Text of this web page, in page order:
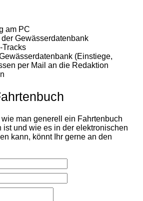
am PC
Gewässerdatenbank
Tracks
(Einstiege,
per Mail an die Redaktion
man generell ein Fahrtenbuch
ist und wie es in der elektronischen
kann, könnt Ihr gerne an den